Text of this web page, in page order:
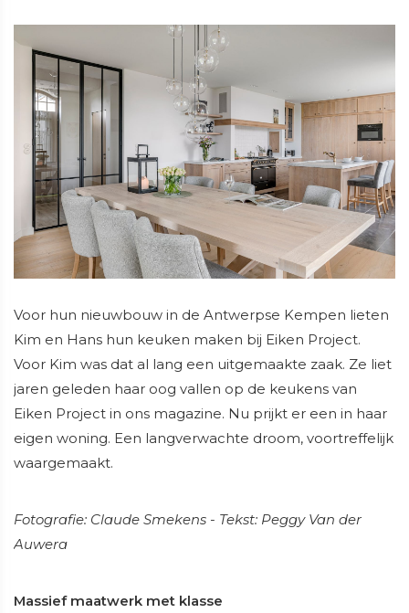
Voor hun nieuwbouw in de Antwerpse Kempen lieten
Kim en Hans hun keuken maken bij Eiken Project.
Voor Kim was dat al lang een uitgemaakte zaak. Ze liet
jaren geleden haar oog vallen op de keukens van
Eiken Project in ons magazine. Nu prijkt er een in haar
eigen woning. Een langverwachte droom, voortreffelijk
waargemaakt.
Fotografie: Claude Smekens - Tekst: Peggy Van der
Auwera
Massief maatwerk met klasse